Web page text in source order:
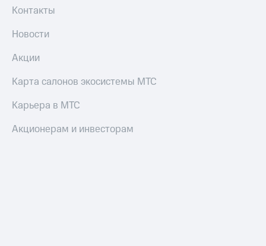
Контакты
Новости
Акции
Карта салонов экосистемы МТС
Карьера в МТС
Акционерам и инвесторам